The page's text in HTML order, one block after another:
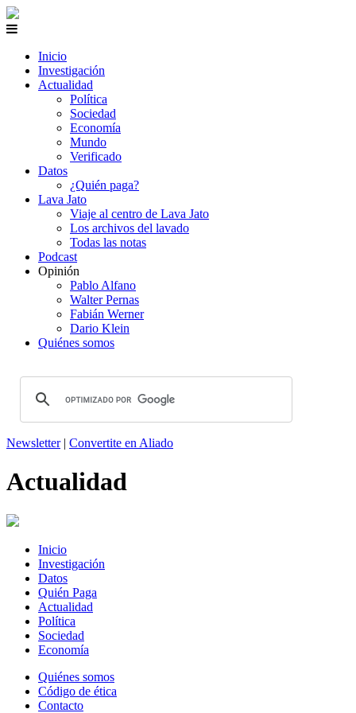
Inicio
Investigación
Actualidad
Política
Sociedad
Economía
Mundo
Verificado
Datos
¿Quién paga?
Lava Jato
Viaje al centro de Lava Jato
Los archivos del lavado
Todas las notas
Podcast
Opinión
Pablo Alfano
Walter Pernas
Fabián Werner
Dario Klein
Quiénes somos
Newsletter| Convertite en Aliado
Actualidad
Inicio
Investigación
Datos
Quién Paga
Actualidad
Política
Sociedad
Economía
Quiénes somos
Código de ética
Contacto